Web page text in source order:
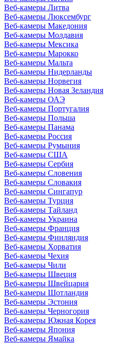
Веб-камеры Литва
Веб-камеры Люксембург
Веб-камеры Македония
Веб-камеры Молдавия
Веб-камеры Мексика
Веб-камеры Марокко
Веб-камеры Мальта
Веб-камеры Нидерланды
Веб-камеры Норвегия
Веб-камеры Новая Зеландия
Веб-камеры ОАЭ
Веб-камеры Португалия
Веб-камеры Польша
Веб-камеры Панама
Веб-камеры Россия
Веб-камеры Румыния
Веб-камеры США
Веб-камеры Сербия
Веб-камеры Словения
Веб-камеры Словакия
Веб-камеры Сингапур
Веб-камеры Турция
Веб-камеры Тайланд
Веб-камеры Украина
Веб-камеры Франция
Веб-камеры Финляндия
Веб-камеры Хорватия
Веб-камеры Чехия
Веб-камеры Чили
Веб-камеры Швеция
Веб-камеры Швейцария
Веб-камеры Шотландия
Веб-камеры Эстония
Веб-камеры Черногория
Веб-камеры Южная Корея
Веб-камеры Япония
Веб-камеры Ямайка